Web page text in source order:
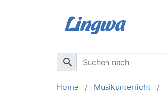
search
Home Musikunterricht